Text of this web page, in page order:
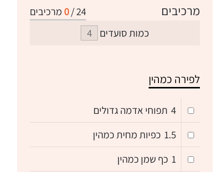
24
/
0 מרכיבים מרכיבים
כמות סועדים
לפירה כמהין
4 תפוחי אדמה גדולים
1.5 כפיות מחית כמהין
1 כף שמן כמהין